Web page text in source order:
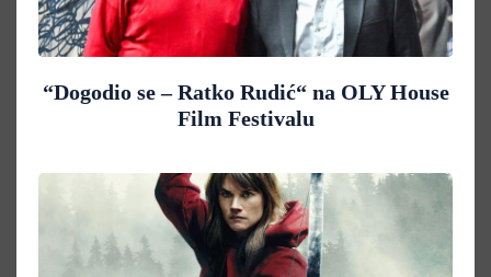
“Dogodio se – Ratko Rudić“ na OLY House
Film Festivalu